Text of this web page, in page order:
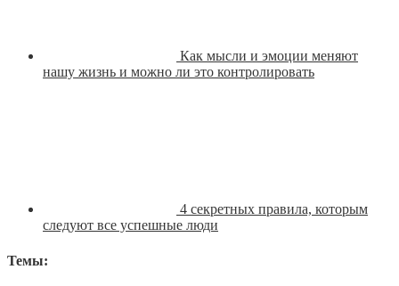
Как мысли и эмоции меняют
нашу жизнь и можно ли это контролировать
4 секретных правила, которым
следуют все успешные люди
Темы: